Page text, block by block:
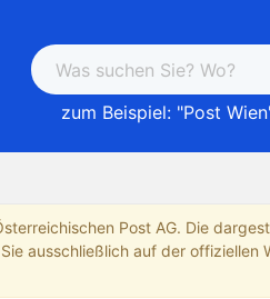
zum Beispiel: "Post Wien
Post AG. Die
ausschließlich auf der offiziellen